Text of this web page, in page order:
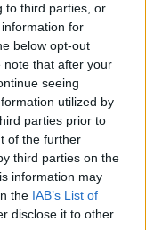
to third parties, or
for
below opt-out
note that after your
seeing
utilized by
parties prior to
of the further
third parties on the
information may
the IAB’s List of
disclose it to other